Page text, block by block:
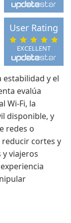
EXCELLENT
User Rating
y el
evalúa
Wi-Fi, la
disponible, y
redes o
cortes y
viajeros